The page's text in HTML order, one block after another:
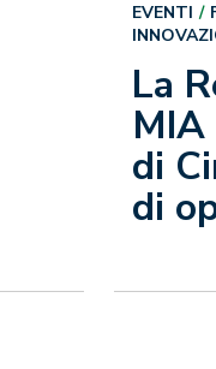
La
MIA
di
di
EVENTI